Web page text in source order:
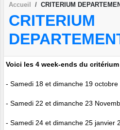
Accueil CRITERIUM
CRITERIUM
Voici les 4 week-ends du
- Samedi 18 et dimanche 19
- Samedi 22 et dimanche 23
- Samedi 24 et dimanche 25 janvier